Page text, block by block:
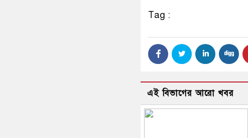
Tag :
এই বিভাগের আরো খবর